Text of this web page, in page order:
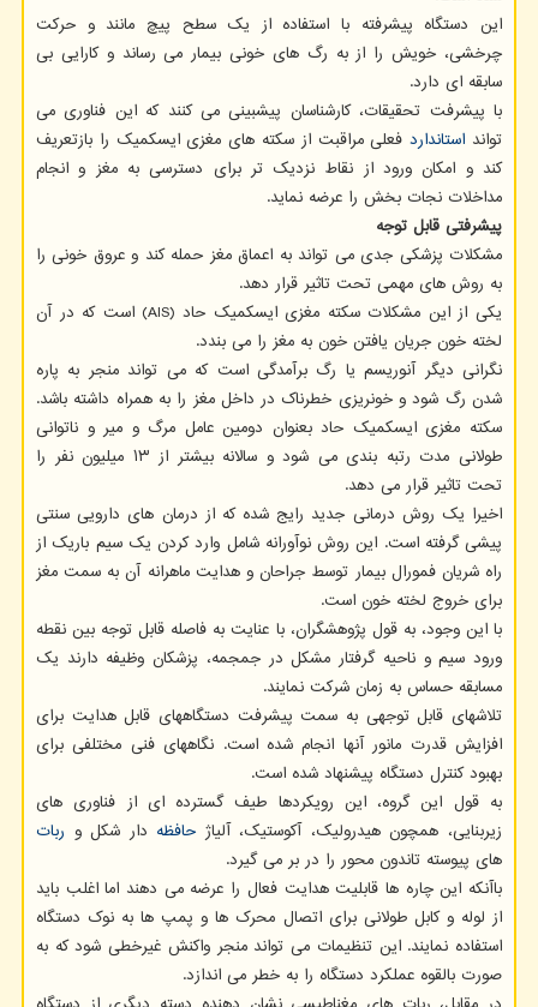
این دستگاه پیشرفته با استفاده از یک سطح پیچ مانند و حرکت
چرخشی، خویش را از به رگ های خونی بیمار می رساند و کارایی بی
سابقه ای دارد.
با پیشرفت تحقیقات، کارشناسان پیشبینی می کنند که این فناوری می
تواند استانداردفعلی مراقبت از سکته های مغزی ایسکمیک را بازتعریف
کند و امکان ورود از نقاط نزدیک تر برای دسترسی به مغز و انجام
مداخلات نجات بخش را عرضه نماید.
پیشرفتی قابل توجه
مشکلات پزشکی جدی می تواند به اعماق مغز حمله کند و عروق خونی را
به روش های مهمی تحت تاثیر قرار دهد.
یکی از این مشکلات سکته مغزی ایسکمیک حاد (AIS) است که در آن
لخته خون جریان یافتن خون به مغز را می بندد.
نگرانی دیگر آنوریسم یا رگ برآمدگی است که می تواند منجر به پاره
شدن رگ شود و خونریزی خطرناک در داخل مغز را به همراه داشته باشد.
سکته مغزی ایسکمیک حاد بعنوان دومین عامل مرگ و میر و ناتوانی
طولانی مدت رتبه بندی می شود و سالانه بیشتر از ۱۳ میلیون نفر را
تحت تاثیر قرار می دهد.
اخیرا یک روش درمانی جدید رایج شده که از درمان های دارویی سنتی
پیشی گرفته است. این روش نوآورانه شامل وارد کردن یک سیم باریک از
راه شریان فمورال بیمار توسط جراحان و هدایت ماهرانه آن به سمت مغز
برای خروج لخته خون است.
با این وجود، به قول پژوهشگران، با عنایت به فاصله قابل توجه بین نقطه
ورود سیم و ناحیه گرفتار مشکل در جمجمه، پزشکان وظیفه دارند یک
مسابقه حساس به زمان شرکت نمایند.
تلاشهای قابل توجهی به سمت پیشرفت دستگاههای قابل هدایت برای
افزایش قدرت مانور آنها انجام شده است. نگاههای فنی مختلفی برای
بهبود کنترل دستگاه پیشنهاد شده است.
به قول این گروه، این رویکردها طیف گسترده ای از فناوری های
زیربنایی، همچون هیدرولیک، آکوستیک، آلیاژ حافظه دار شکل و ربات
های پیوسته تاندون محور را در بر می گیرد.
باآنکه این چاره ها قابلیت هدایت فعال را عرضه می دهند اما اغلب باید
از لوله و کابل طولانی برای اتصال محرک ها و پمپ ها به نوک دستگاه
استفاده نمایند. این تنظیمات می تواند منجر واکنش غیرخطی شود که به
صورت بالقوه عملکرد دستگاه را به خطر می اندازد.